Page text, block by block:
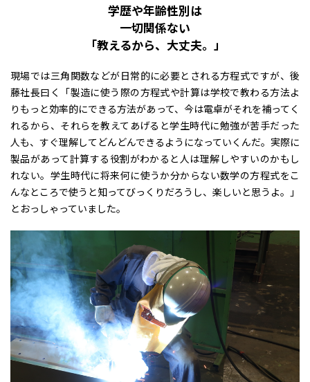
学歴や年齢性別は
一切関係ない
「教えるから、大丈夫。」
現場では三角関数などが日常的に必要とされる方程式ですが、後
藤社長曰く「製造に使う際の方程式や計算は学校で教わる方法よ
りもっと効率的にできる方法があって、今は電卓がそれを補ってく
れるから、それらを教えてあげると学生時代に勉強が苦手だった
人も、すぐ理解してどんどんできるようになっていくんだ。実際に
製品があって計算する役割がわかると人は理解しやすいのかもし
れない。学生時代に将来何に使うか分からない数学の方程式をこ
んなところで使うと知ってびっくりだろうし、楽しいと思うよ。」
とおっしゃっていました。